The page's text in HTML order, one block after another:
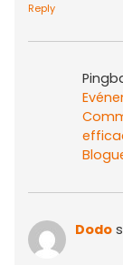
Reply
Dodo